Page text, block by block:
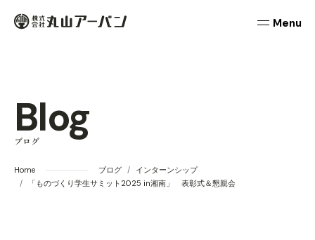
メニ
丸山アーバン
ブログ
Blog
Home ブログ
インターンシップ
「ものづくり学生サミット2025 in湘南」 表彰式＆懇親会